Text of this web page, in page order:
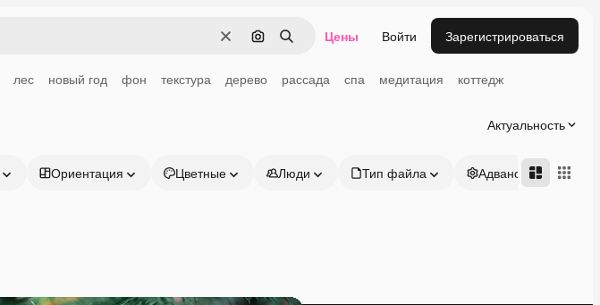
ОчиститьПоиск по изображению
Поиск Цены Войти Зарегистрироваться
лес новый год фон текстура дерево рассада спа медитация коттедж
Актуальность
Ориентация Цветные Люди Тип файла Адвансд